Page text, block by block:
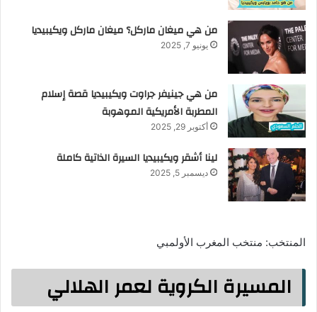
من هي ميغان ماركل؟ ميغان ماركل ويكيبيديا
يونيو 7, 2025
من هي جينيفر جراوت ويكيبيديا قصة إسلام
المطربة الأمريكية الموهوبة
أكتوبر 29, 2025
لينا أشقر ويكيبيديا السيرة الذاتية كاملة
ديسمبر 5, 2025
المنتخب: منتخب المغرب الأولمبي
المسيرة الكروية لعمر الهلالي